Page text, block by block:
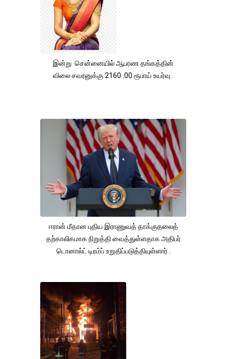
இன்று சென்னையில் ஆபரண தங்கத்தின்
விலை சவரனுக்கு 2160 .00 ரூபாய் உயர்வு .
ஈரான் மீதான புதிய இராணுவத் தாக்குதலைத்
தற்காலிகமாக நிறுத்தி வைத்துள்ளதாக அதிபர்
டொனால்ட் டிரம்ப் உறுதிப்படுத்தியுள்ளார் .